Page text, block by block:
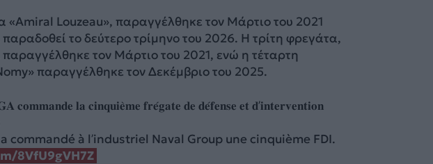
«Amiral Louzeau», παραγγέλθηκε τον Μάρτιο του 2021
το δεύτερο τρίμηνο του 2026. Η τρίτη φρεγάτα,
τον Μάρτιο του 2021, ενώ η τέταρτη
παραγγέλθηκε τον Δεκέμβριο του 2025.
𝐥𝐚 𝐜𝐢𝐧𝐪𝐮𝐢𝐞̀𝐦𝐞 𝐟𝐫𝐞́𝐠𝐚𝐭𝐞 𝐝𝐞 𝐝𝐞́𝐟𝐞𝐧𝐬𝐞 𝐞𝐭 𝐝’𝐢𝐧𝐭𝐞𝐫𝐯𝐞𝐧𝐭𝐢𝐨𝐧
a commandé à l’industriel Naval Group une cinquième FDI.
8VfU9gVH7Z